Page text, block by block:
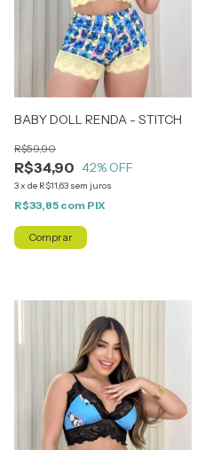
BABY DOLL RENDA - STITCH
R$34,90
R$59,90
42% OFF
3x de R$11,63 sem juros
R$33,85 com PIX
Comprar